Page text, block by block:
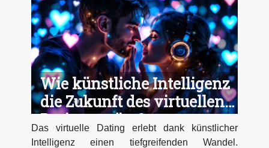
Wie künstliche Intelligenz
die Zukunft des virtuellen
Datings prägt?
Das virtuelle Dating erlebt dank künstlicher
Intelligenz einen tiefgreifenden Wandel.